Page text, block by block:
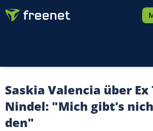
Saskia Valencia über
Nindel: "Mich gibt's
den"